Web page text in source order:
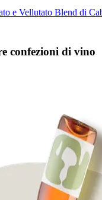
e Vellutato Blend di
confezioni di vino